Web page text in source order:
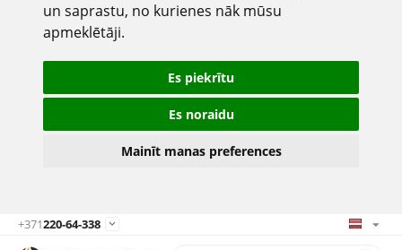
un saprastu, no kurienes nāk mūsu
apmeklētāji.
Es piekrītu
Es noraidu
Mainīt manas preferences
+371220-64-338 